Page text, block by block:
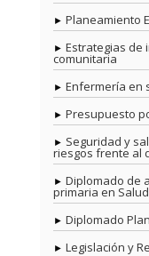
Planeamiento
Estrategias de
comunitaria
Enfermería en
Presupuesto
Seguridad y
riesgos frente al
Diplomado de
primaria en Salud
Diplomado
Legislación y